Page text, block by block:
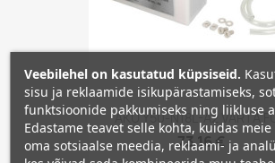
AKU Y50-N18L-A2 VARTA
73,16 €
Veebilehel on kasutatud küpsiseid.
sisu ja reklaamide isikupärastamiseks,
funktsioonide pakkumiseks ning liikluse
Edastame teavet selle kohta, kuidas
oma sotsiaalse meedia, reklaami- ja